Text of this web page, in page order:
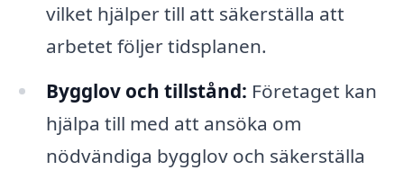
vilket hjälper till att säkerställa att
arbetet följer tidsplanen.
Bygglov och tillstånd: Företaget kan
hjälpa till med att ansöka om
nödvändiga bygglov och säkerställa